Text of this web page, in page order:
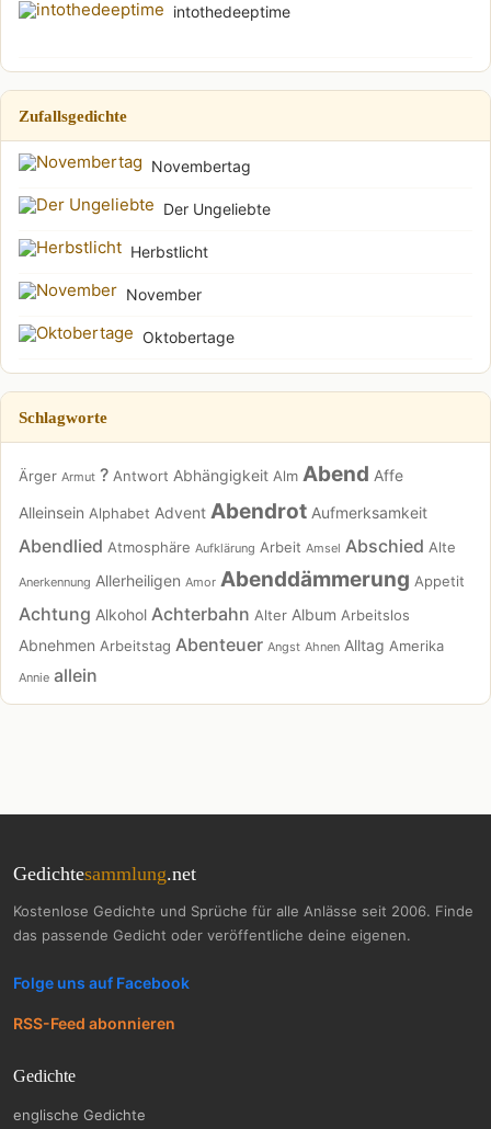
intothedeeptime
Zufallsgedichte
Novembertag
Der Ungeliebte
Herbstlicht
November
Oktobertage
Schlagworte
Ärger Armut ? Antwort Abhängigkeit Alm Abend Affe
Alleinsein Alphabet Advent Abendrot Aufmerksamkeit
Abendlied Atmosphäre Aufklärung Arbeit Amsel Abschied Alte
Anerkennung Allerheiligen Amor Abenddämmerung Appetit
Achtung Alkohol Achterbahn Alter Album Arbeitslos
Abnehmen Arbeitstag Abenteuer Angst Ahnen Alltag Amerika
Annie allein
Gedichtesammlung.net
Kostenlose Gedichte und Sprüche für alle Anlässe seit 2006. Finde
das passende Gedicht oder veröffentliche deine eigenen.
Folge uns auf Facebook
RSS-Feed abonnieren
Gedichte
englische Gedichte